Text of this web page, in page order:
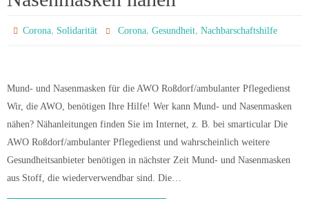
Corona, Solidarität Corona, Gesundheit, Nachbarschaftshilfe
Mund- und Nasenmasken für die AWO Roßdorf/ambulanter Pflegedienst
Wir, die AWO, benötigen Ihre Hilfe! Wer kann Mund- und Nasenmasken
nähen? Nähanleitungen finden Sie im Internet, z. B. bei smarticular Die
AWO Roßdorf/ambulanter Pflegedienst und wahrscheinlich weitere
Gesundheitsanbieter benötigen in nächster Zeit Mund- und Nasenmasken
aus Stoff, die wiederverwendbar sind. Die…